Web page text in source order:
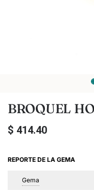
BROQUEL
$ 414.40
REPORTE DE LA GEMA
Gema